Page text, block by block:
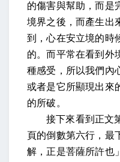
的傷害與幫助，而是
境界之後，而產生出
到，心在安立境的時
的。而平常在看到外
種感受，所以我們內
或者是它所顯現出來
的所破。
接下來看到正文
頁的倒數第六行，最
解，正是菩薩所許也